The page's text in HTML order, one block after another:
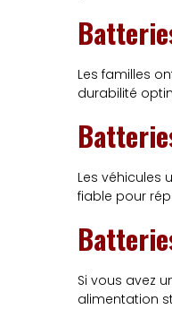
Les familles
durabilité
Les véhicules
fiable pour
Si vous avez
alimentation